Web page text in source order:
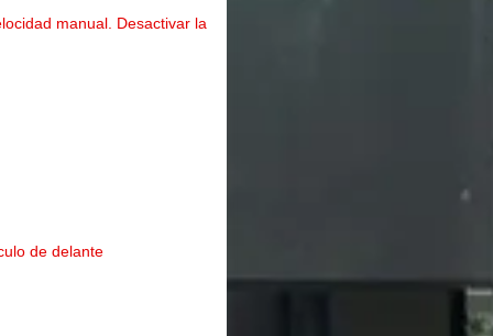
manual. Desactivar la
de delante